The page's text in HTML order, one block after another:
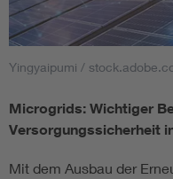
Yingyaipumi /
Microgrids: Wichtiger
Versorgungssicherheit
Mit dem Ausbau der